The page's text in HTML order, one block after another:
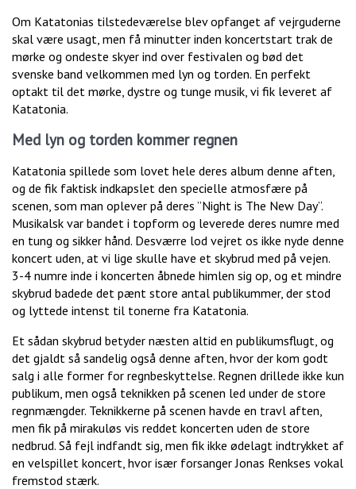
Om Katatonias tilstedeværelse blev opfanget af vejrguderne
skal være usagt, men få minutter inden koncertstart trak de
mørke og ondeste skyer ind over festivalen og bød det
svenske band velkommen med lyn og torden. En perfekt
optakt til det mørke, dystre og tunge musik, vi fik leveret af
Katatonia.
Med lyn og torden kommer regnen
Katatonia spillede som lovet hele deres album denne aften,
og de fik faktisk indkapslet den specielle atmosfære på
scenen, som man oplever på deres ”Night is The New Day”.
Musikalsk var bandet i topform og leverede deres numre med
en tung og sikker hånd. Desværre lod vejret os ikke nyde denne
koncert uden, at vi lige skulle have et skybrud med på vejen.
3-4 numre inde i koncerten åbnede himlen sig op, og et mindre
skybrud badede det pænt store antal publikummer, der stod
og lyttede intenst til tonerne fra Katatonia.
Et sådan skybrud betyder næsten altid en publikumsflugt, og
det gjaldt så sandelig også denne aften, hvor der kom godt
salg i alle former for regnbeskyttelse. Regnen drillede ikke kun
publikum, men også teknikken på scenen led under de store
regnmængder. Teknikkerne på scenen havde en travl aften,
men fik på mirakuløs vis reddet koncerten uden de store
nedbrud. Så fejl indfandt sig, men fik ikke ødelagt indtrykket af
en velspillet koncert, hvor især forsanger Jonas Renkses vokal
fremstod stærk.